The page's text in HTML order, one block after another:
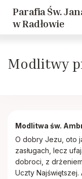
Parafia Św.
w Radłowie
Historie
Spis
KSM
Akcja
Modlitwy
Modlitwa św.
O dobry Jezu, oto
zasługach, lecz
dobroci, z
Uczty Najświętszej.